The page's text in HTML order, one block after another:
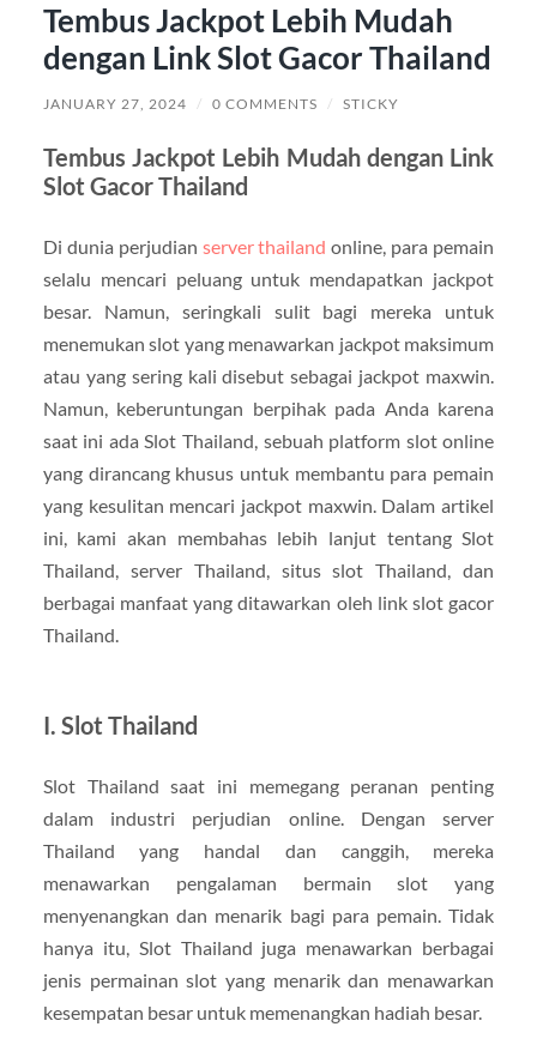
Tembus Jackpot Lebih Mudah
dengan Link Slot Gacor Thailand
JANUARY 27, 2024 / 0 COMMENTS / STICKY
Tembus Jackpot Lebih Mudah dengan Link
Slot Gacor Thailand
Di dunia perjudian server thailand online, para pemain
selalu mencari peluang untuk mendapatkan jackpot
besar. Namun, seringkali sulit bagi mereka untuk
menemukan slot yang menawarkan jackpot maksimum
atau yang sering kali disebut sebagai jackpot maxwin.
Namun, keberuntungan berpihak pada Anda karena
saat ini ada Slot Thailand, sebuah platform slot online
yang dirancang khusus untuk membantu para pemain
yang kesulitan mencari jackpot maxwin. Dalam artikel
ini, kami akan membahas lebih lanjut tentang Slot
Thailand, server Thailand, situs slot Thailand, dan
berbagai manfaat yang ditawarkan oleh link slot gacor
Thailand.
I. Slot Thailand
Slot Thailand saat ini memegang peranan penting
dalam industri perjudian online. Dengan server
Thailand yang handal dan canggih, mereka
menawarkan pengalaman bermain slot yang
menyenangkan dan menarik bagi para pemain. Tidak
hanya itu, Slot Thailand juga menawarkan berbagai
jenis permainan slot yang menarik dan menawarkan
kesempatan besar untuk memenangkan hadiah besar.